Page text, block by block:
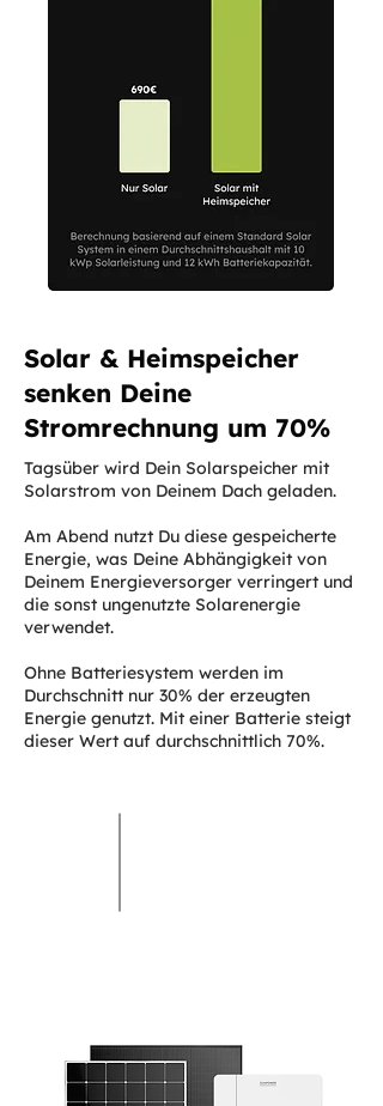
Solar & Heimspeicher
senken Deine
Stromrechnung um 70%
Tagsüber wird Dein Solarspeicher mit
Solarstrom von Deinem Dach geladen.
Am Abend nutzt Du diese gespeicherte
Energie, was Deine Abhängigkeit von
Deinem Energieversorger verringert und
die sonst ungenutzte Solarenergie
verwendet.
Ohne Batteriesystem werden im
Durchschnitt nur 30% der erzeugten
Energie genutzt. Mit einer Batterie steigt
dieser Wert auf durchschnittlich 70%.